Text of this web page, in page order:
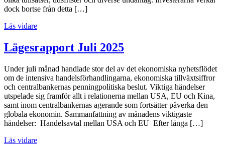
dock bortse från detta […]
Läs vidare
Lägesrapport Juli 2025
Under juli månad handlade stor del av det ekonomiska nyhetsflödet
om de intensiva handelsförhandlingarna, ekonomiska tillväxtsiffror
och centralbankernas penningpolitiska beslut. Viktiga händelser
utspelade sig framför allt i relationerna mellan USA, EU och Kina,
samt inom centralbankernas agerande som fortsätter påverka den
globala ekonomin. Sammanfattning av månadens viktigaste
händelser: Handelsavtal mellan USA och EU Efter långa […]
Läs vidare